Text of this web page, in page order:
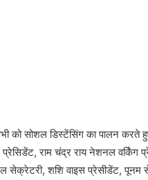
को सोशल डिस्टेंसिंग का पालन करते
राम चंद्र राय नेशनल वर्किंग
शशि वाइस प्रेसीडेंट, पूनम